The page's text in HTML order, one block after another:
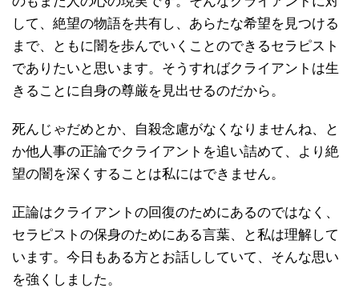
して、絶望の物語を共有し、あらたな希望を見つける
まで、ともに闇を歩んでいくことのできるセラピスト
でありたいと思います。そうすればクライアントは生
きることに自身の尊厳を見出せるのだから。
死んじゃだめとか、自殺念慮がなくなりませんね、と
か他人事の正論でクライアントを追い詰めて、より絶
望の闇を深くすることは私にはできません。
正論はクライアントの回復のためにあるのではなく、
セラピストの保身のためにある言葉、と私は理解して
います。今日もある方とお話ししていて、そんな思い
を強くしました。